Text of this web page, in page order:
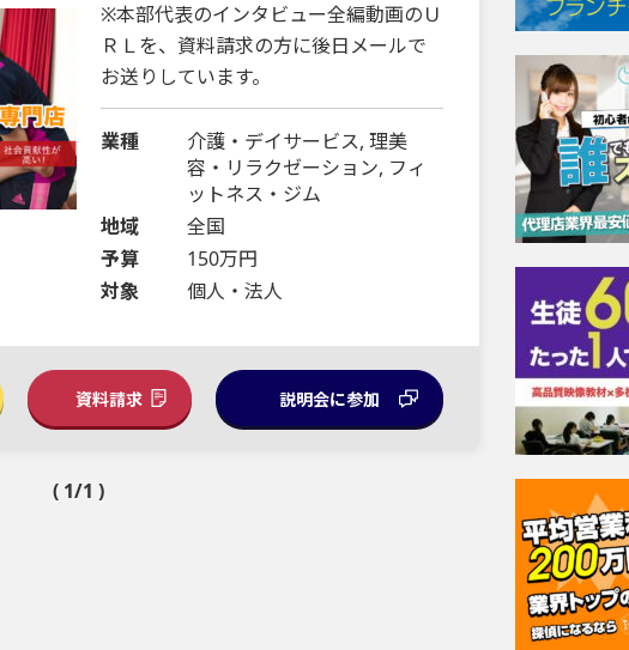
※本部代表のインタビュー全編動画のＵ
ＲＬを、資料請求の方に後日メールで
お送りしています。
業種
介護・デイサービス, 理美
容・リラクゼーション, フィ
ットネス・ジム
地域
全国
予算
150万円
対象
個人・法人
資料請求 説明会に参加
( 1/1 )